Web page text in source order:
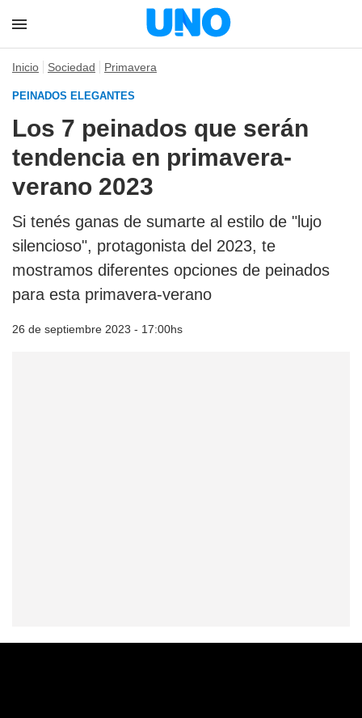
Inicio Sociedad Primavera
PEINADOS ELEGANTES
Los 7 peinados que serán
tendencia en primavera-
verano 2023
Si tenés ganas de sumarte al estilo de "lujo
silencioso", protagonista del 2023, te
mostramos diferentes opciones de peinados
para esta primavera-verano
26 de septiembre 2023 - 17:00hs